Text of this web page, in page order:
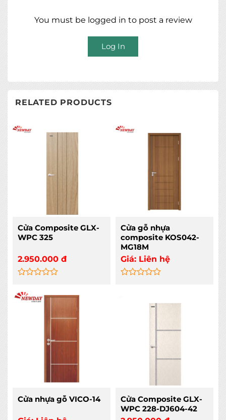
You must be logged in to post a review
Log In
RELATED PRODUCTS
Cửa Composite GLX-
WPC 325
2.950.000 đ
0
out
Cửa gỗ nhựa
composite KOS042-
MG18M
Giá: Liên hệ
Cửa nhựa gỗ VICO-14
Cửa Composite GLX-
WPC 228-DJ604-42